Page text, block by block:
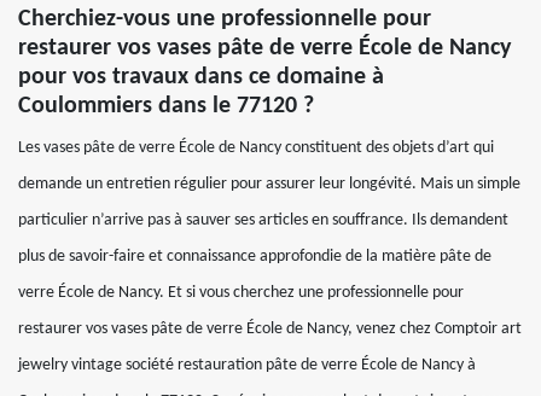
Cherchiez-vous une professionnelle pour
restaurer vos vases pâte de verre École de Nancy
pour vos travaux dans ce domaine à
Coulommiers dans le 77120 ?
Les vases pâte de verre École de Nancy constituent des objets d’art qui
demande un entretien régulier pour assurer leur longévité. Mais un simple
particulier n’arrive pas à sauver ses articles en souffrance. Ils demandent
plus de savoir-faire et connaissance approfondie de la matière pâte de
verre École de Nancy. Et si vous cherchez une professionnelle pour
restaurer vos vases pâte de verre École de Nancy, venez chez Comptoir art
jewelry vintage société restauration pâte de verre École de Nancy à